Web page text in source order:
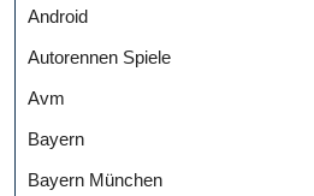
Android
Autorennen Spiele
Avm
Bayern
Bayern München